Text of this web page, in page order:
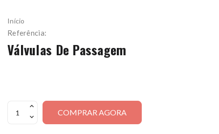
Início
Referência:
Válvulas De Passagem
COMPRAR AGORA